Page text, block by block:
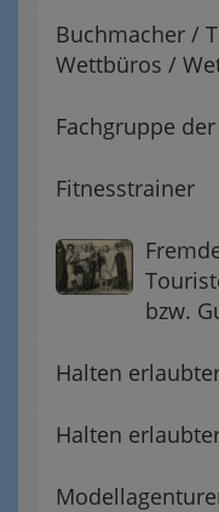
Buchmacher /
Wettbüros /
Fachgruppe
Fitnesstrainer
bzw.
Halten
Halten